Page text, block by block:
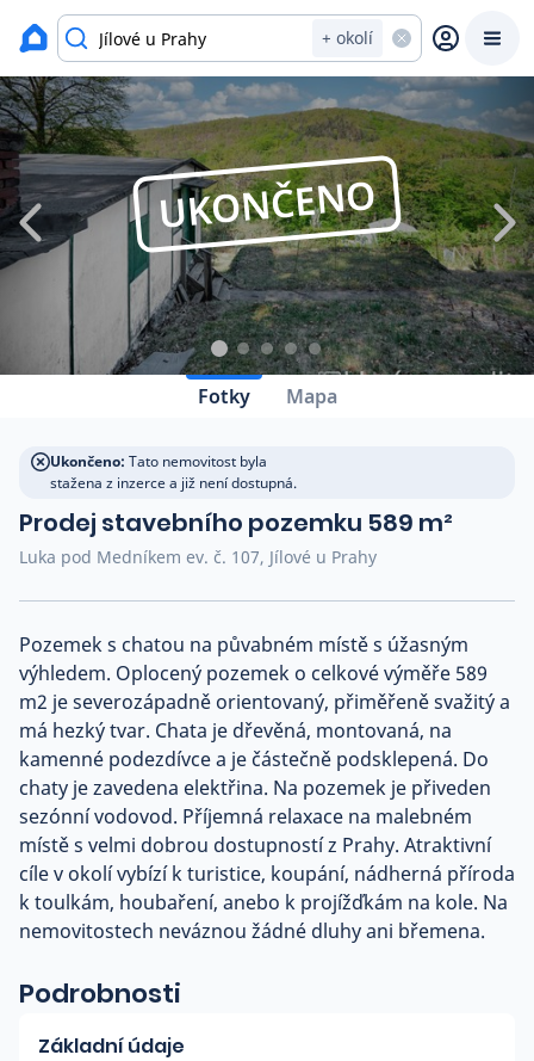
+ okolí
Prodat Koupit Ceny
Prodej s Reas.cz
Chytrý odhad ceny
Ceny prodaných nemovitostí
Přehled realitních makléřů
Co říkají naši zákazníci
Blog
O nás
Kariéra
Kontakt
Výpis nemovitostí Zavřít
UKONČENO
Fotky Mapa
Ukončeno: Tato nemovitost byla
stažena z inzerce a již není dostupná.
Prodej stavebního pozemku 589 m²
Luka pod Medníkem ev. č. 107, Jílové u Prahy
Pozemek s chatou na půvabném místě s úžasným
výhledem. Oplocený pozemek o celkové výměře 589
m2 je severozápadně orientovaný, přiměřeně svažitý a
má hezký tvar. Chata je dřevěná, montovaná, na
kamenné podezdívce a je částečně podsklepená. Do
chaty je zavedena elektřina. Na pozemek je přiveden
sezónní vodovod. Příjemná relaxace na malebném
místě s velmi dobrou dostupností z Prahy. Atraktivní
cíle v okolí vybízí k turistice, koupání, nádherná příroda
k toulkám, houbaření, anebo k projížďkám na kole. Na
nemovitostech neváznou žádné dluhy ani břemena.
Podrobnosti
Základní údaje